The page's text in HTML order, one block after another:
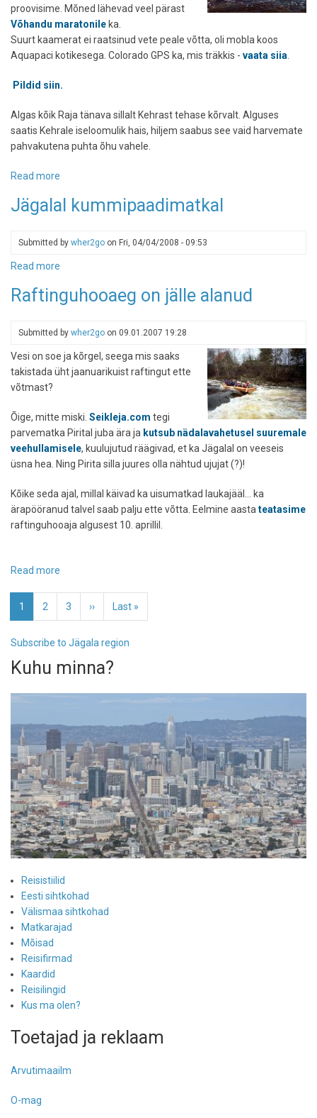
proovisime. Mõned lähevad veel pärast
Võhandu maratonile ka.
Suurt kaamerat ei raatsinud vete peale võtta, oli mobla koos
Aquapaci kotikesega. Colorado GPS ka, mis träkkis - vaata siia
Pildid siin.
Algas kõik Raja tänava sillalt Kehrast tehase kõrvalt. Alguses
saatis Kehrale iseloomulik hais, hiljem saabus see vaid harvemate
pahvakutena puhta õhu vahele.
Read more
Kehrast
joani
Jägalal kummipaadimatkal
Submitted by wher2go on Fri, 04/04/2008 - 09:53
Read more
kummipaadimatkal
Raftinguhooaeg on jälle alanud
Submitted by wher2go on 09.01.2007 19:28
Vesi on soe ja kõrgel, seega mis saaks
takistada üht jaanuarikuist raftingut ette
võtmast?
Õige, mitte miski. Seikleja.com tegi
parvematka Pirital juba ära ja kutsub nädalavahetusel suuremale
veehullamisele, kuulujutud räägivad, et ka Jägalal on veeseis
üsna hea. Ning Pirita silla juures olla nähtud ujujat (?)!
Kõike seda ajal, millal käivad ka uisumatkad laukajääl... ka
ärapööranud talvel saab palju ette võtta. Eelmine aasta teatasime
raftinguhooaja algusest 10. aprillil.
Read more
on
Pagination
Current
page
1 Page
2 Page
3
Next
page
››
Last
page
Last »
Subscribe to Jägala region
Kuhu minna?
Reisistiilid
Eesti sihtkohad
Välismaa sihtkohad
Matkarajad
Mõisad
Reisifirmad
Kaardid
Reisilingid
Kus ma olen?
Toetajad ja reklaam
Arvutimaailm
O-mag